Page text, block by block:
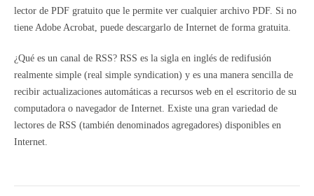
lector de PDF gratuito que le permite ver cualquier archivo PDF. Si no
tiene Adobe Acrobat, puede descargarlo de Internet de forma gratuita.
¿Qué es un canal de RSS? RSS es la sigla en inglés de redifusión
realmente simple (real simple syndication) y es una manera sencilla de
recibir actualizaciones automáticas a recursos web en el escritorio de su
computadora o navegador de Internet. Existe una gran variedad de
lectores de RSS (también denominados agregadores) disponibles en
Internet.